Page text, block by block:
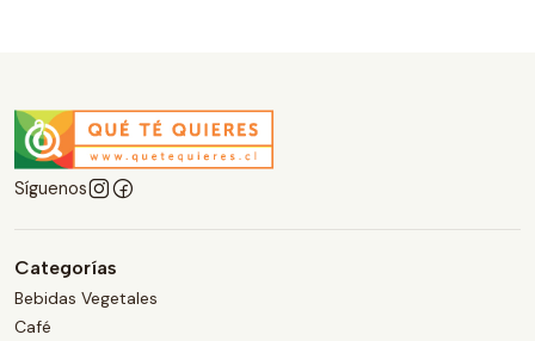
Síguenos
Categorías
Bebidas Vegetales
Café